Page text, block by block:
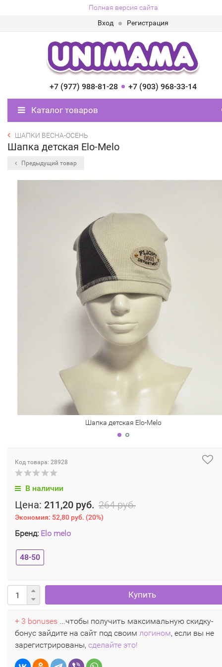
Полная версия сайта
Вход
Регистрация
+7 (977) 988-81-28 +7 (903) 968-33-14
Каталог товаров
ШАПКИ ВЕСНА-ОСЕНЬ
Шапка детская Elo-Melo
Предыдущий товар
Шапка детская Elo-Melo
Код товара: 28928
В наличии
Цена: 211,20 руб. 264 руб.
Экономия: 52,80 руб. (20%)
Бренд: Elo melo
48-50
Купить
+ 3 bonuses ...чтобы получить максимальную скидку-
бонус зайдите на сайт под своим логином, если вы не
зарегистрированы, сделайте это!